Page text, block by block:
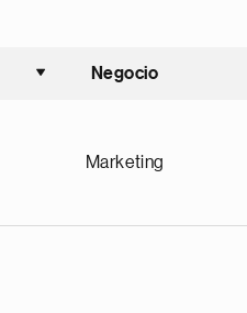
Ordenar
Negocio
Marketing